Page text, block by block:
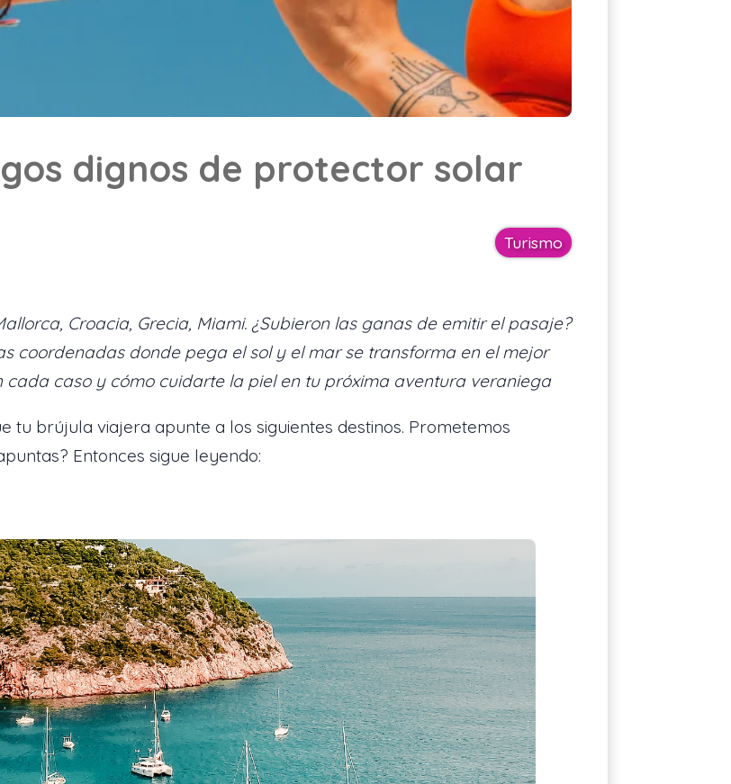
Cotizar asistencia
dignos de protector solar
Turismo
Croacia, Grecia, Miami. ¿Subieron las ganas de emitir el pasaje?
coordenadas donde pega el sol y el mar se transforma en el mejor
cada caso y cómo cuidarte la piel en tu próxima aventura veraniega
tu brújula viajera apunte a los siguientes destinos. Prometemos
Entonces sigue leyendo: